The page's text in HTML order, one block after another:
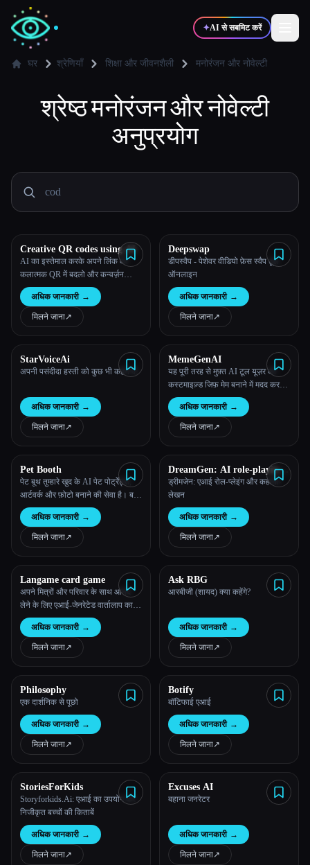
✦AI से सबमिट करें
✍️लेखक 🎨डिज़ाइनर
📈
🎓 विद्यार्थी
ब्लॉग
टूल्स की तुलना करें
हमारे बारे में
घर श्रेणियाँ शिक्षा और जीवनशैली मनोरंजन और नोवेल्टी
श्रेष्ठमनोरंजन और नोवेल्टी
अनुप्रयोग
Creative QR codes using AI
AI का इस्तेमाल करके अपने लिंक को
कलात्मक QR में बदलो और कन्वर्ज़न
बढ़ाओ
अधिक जानकारी →
मिलने जाना↗︎
Deepswap
डीपस्वैप - पेशेवर वीडियो फ़ेस स्वैप टूल
ऑनलाइन
अधिक जानकारी →
मिलने जाना↗︎
StarVoiceAi
अपनी पसंदीदा हस्ती को कुछ भी कहने दें!
अधिक जानकारी →
मिलने जाना↗︎
MemeGenAI
यह पूरी तरह से मुफ़्त AI टूल यूज़र को
कस्टमाइज़्ड जिफ़ मेम बनाने में मदद करता
है। वे अपने काम को दोस्तों और परिवारों
के साथ शेयर कर सकते हैं और प्राप्तकर्ता
इस मीम के साथ बातचीत करके एक नया
रीमिक्स मेम बना सकते हैं।
अधिक जानकारी →
मिलने जाना↗︎
Pet Booth
पेट बूथ तुम्हारे खुद के AI पेट पोर्ट्रेट्स,
आर्टवर्क और फ़ोटो बनाने की सेवा है। बस
अपनी बिल्ली या कुत्ते की 10-20 तस्वीरें
अपलोड करें और उन्हें बदलने के लिए 80 से
अधिक थीम में से चुनें।
अधिक जानकारी →
मिलने जाना↗︎
DreamGen: AI role-playing
and strory-writing
ड्रीमजेन: एआई रोल-प्लेइंग और कहानी-
लेखन
अधिक जानकारी →
मिलने जाना↗︎
Langame card game
अपने मित्रों और परिवार के साथ आनंद
लेने के लिए एआई-जेनरेटेड वार्तालाप कार्ड
गेम
अधिक जानकारी →
मिलने जाना↗︎
Ask RBG
आरबीजी (शायद) क्या कहेंगे?
अधिक जानकारी →
मिलने जाना↗︎
Philosophy
एक दार्शनिक से पूछो
अधिक जानकारी →
मिलने जाना↗︎
Botify
बॉटिफाई एआई
अधिक जानकारी →
मिलने जाना↗︎
StoriesForKids
Storyforkids.Ai: एआई का उपयोग कर
निजीकृत बच्चों की किताबें
अधिक जानकारी →
मिलने जाना↗︎
Excuses AI
बहाना जनरेटर
अधिक जानकारी →
मिलने जाना↗︎